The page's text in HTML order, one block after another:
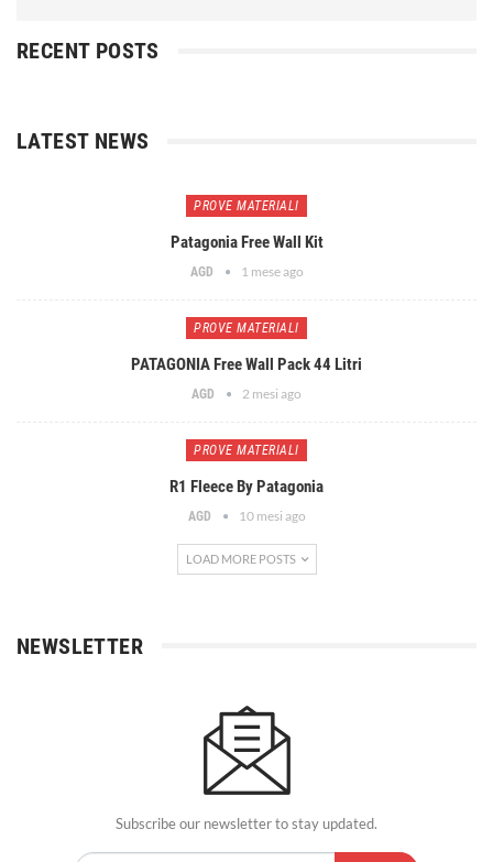
RECENT POSTS
LATEST NEWS
PROVE MATERIALI
Patagonia Free Wall Kit
AGD 1 mese ago
PROVE MATERIALI
PATAGONIA Free Wall Pack 44 Litri
AGD 2 mesi ago
PROVE MATERIALI
R1 Fleece By Patagonia
AGD 10 mesi ago
LOAD MORE POSTS
NEWSLETTER
Subscribe our newsletter to stay updated.